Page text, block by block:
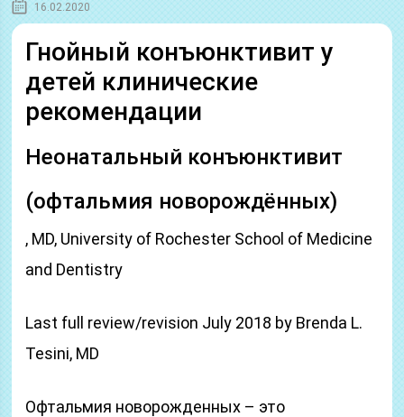
16.02.2020
Гнойный конъюнктивит у
детей клинические
рекомендации
Неонатальный конъюнктивит
(офтальмия новорождённых)
, MD, University of Rochester School of Medicine
and Dentistry
Last full review/revision July 2018 by Brenda L.
Tesini, MD
Офтальмия новорожденных – это